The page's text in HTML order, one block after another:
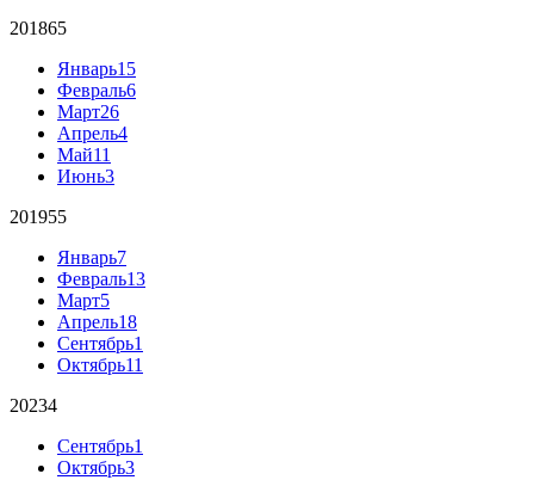
201865
Январь15
Февраль6
Март26
Апрель4
Май11
Июнь3
201955
Январь7
Февраль13
Март5
Апрель18
Сентябрь1
Октябрь11
20234
Сентябрь1
Октябрь3